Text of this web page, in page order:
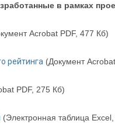
в рамках
Acrobat PDF, 477 Кб)
рейтинга (Документ
PDF, 275 Кб)
(Электронная таблица